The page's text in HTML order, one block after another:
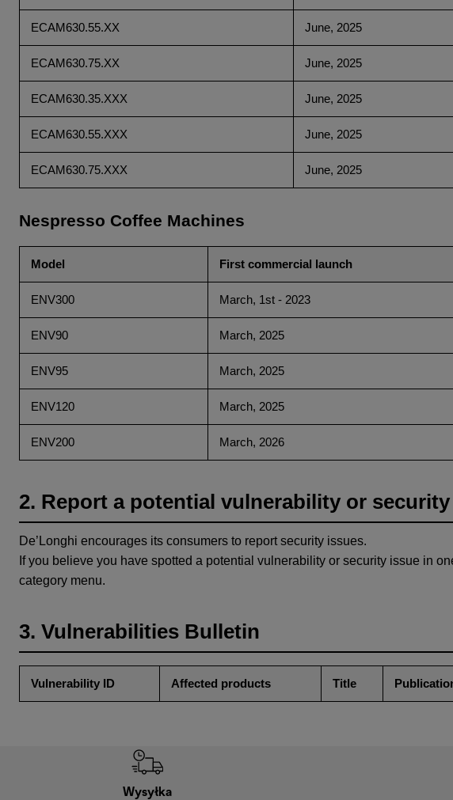
ECAM630.55.XX June, 2025
ECAM630.75.XX June, 2025
ECAM630.35.XXX June, 2025
ECAM630.55.XXX June, 2025
ECAM630.75.XXX June, 2025
Nespresso Coffee Machines
Model First commercial launch
ENV300 March, 1st - 2023
ENV90 March, 2025
ENV95 March, 2025
ENV120 March, 2025
ENV200 March, 2026
2. Report a potential vulnerability or
De’Longhi encourages its consumers to report security issues.
If you believe you have spotted a potential vulnerability or security issue in
category menu.
3. Vulnerabilities Bulletin
Vulnerability ID Affected products Title
Wysyłka